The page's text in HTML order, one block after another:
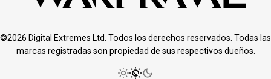
©2026 Digital Extremes Ltd. Todos los derechos reservados. Todas las
marcas registradas son propiedad de sus respectivos dueños.